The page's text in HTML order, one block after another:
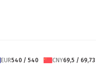
EUR540 / 540 CNY69,5 / 69,73